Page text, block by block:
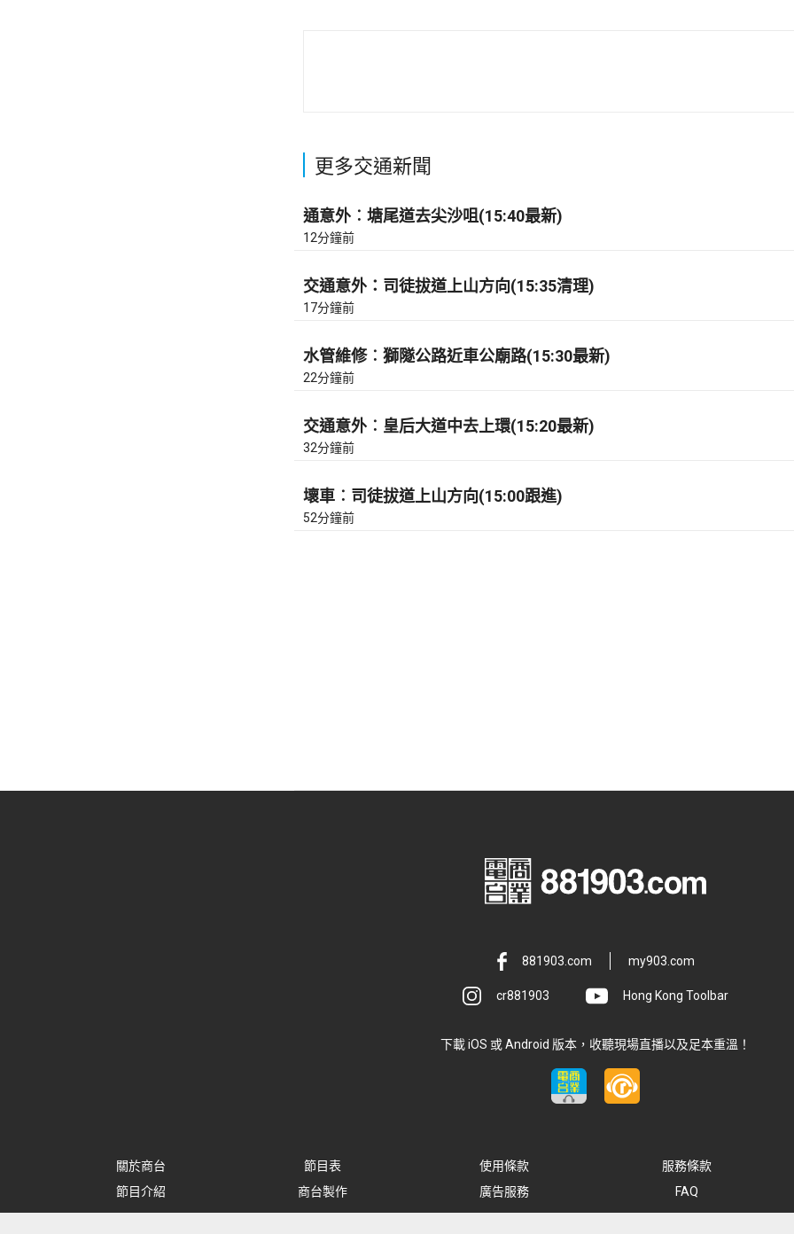
更多交通新聞
通意外︰塘尾道去尖沙咀(15:40最新)
12分鐘前
交通意外：司徒拔道上山方向(15:35清理)
17分鐘前
水管維修︰獅隧公路近車公廟路(15:30最新)
22分鐘前
交通意外︰皇后大道中去上環(15:20最新)
32分鐘前
壞車︰司徒拔道上山方向(15:00跟進)
52分鐘前
881903.com my903.com
cr881903 Hong Kong Toolbar
下載 iOS 或 Android 版本，收聽現場直播以及足本重溫！
關於商台 節目表 使用條款
服務條款
節目介紹
商台製作 廣告服務 FAQ